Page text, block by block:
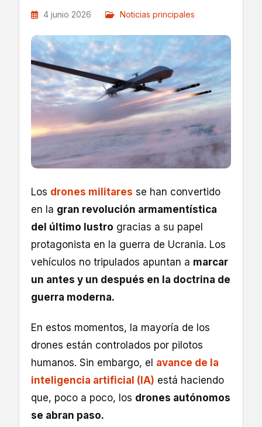
4 junio 2026 Noticias principales
Los drones militares se han convertido
en la gran revolución armamentística
del último lustro gracias a su papel
protagonista en la guerra de Ucrania. Los
vehículos no tripulados apuntan a marcar
un antes y un después en la doctrina de
guerra moderna.
En estos momentos, la mayoría de los
drones están controlados por pilotos
humanos. Sin embargo, el avance de la
inteligencia artificial (IA) está haciendo
que, poco a poco, los drones autónomos
se abran paso.